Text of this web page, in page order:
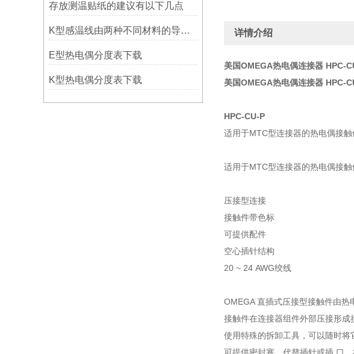
存放测温贴纸的建议有以下几点
K型感温线由两种不同材料的导线组成
E型热电偶分度表下载
K型热电偶分度表下载
详情介绍
美国OMEGA热电偶连接器 HPC-
美国OMEGA热电偶连接器 HPC-
HPC-CU-P
适用于MTC型连接器的热电偶接
适用于MTC型连接器的热电偶接
压接型连接
接触件带色标
可提供配件
空心插针结构
20 ~ 24 AWG绞线
OMEGA 直插式压接型接触件由热
接触件在连接器组件外部压接形成
使用特殊的拆卸工具，可以随时将